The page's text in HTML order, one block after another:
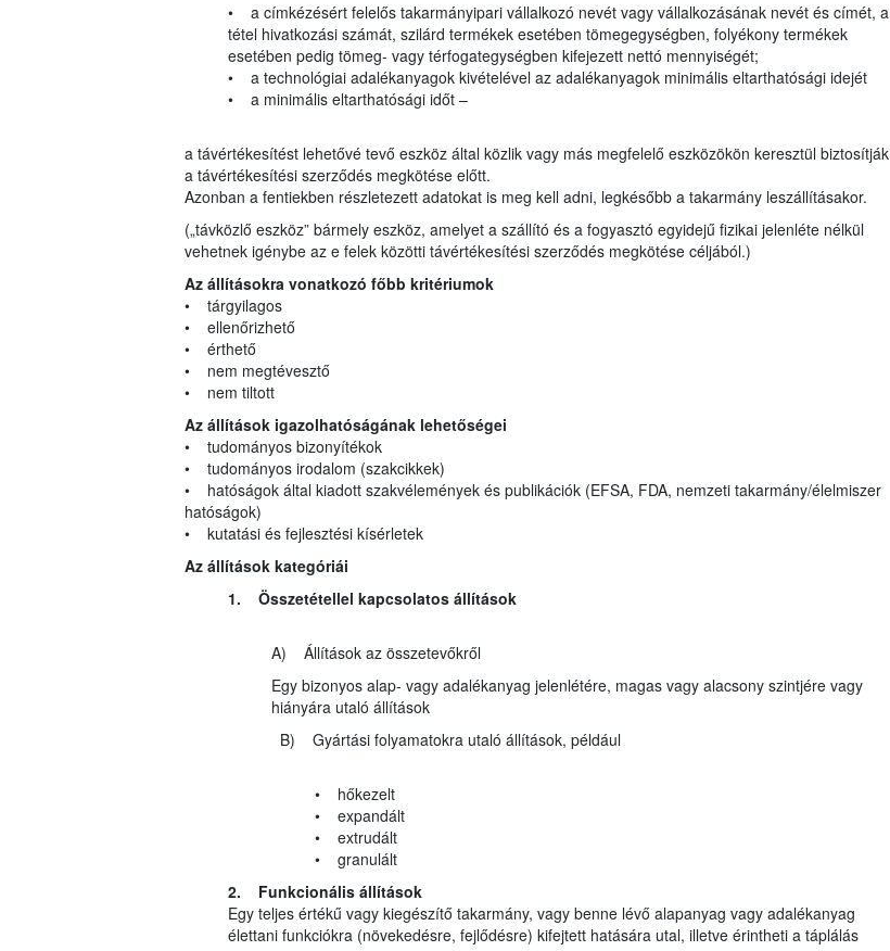
• a címkézésért felelős takarmányipari vállalkozó nevét vagy vállalkozásának nevét és címét, a
tétel hivatkozási számát, szilárd termékek esetében tömegegységben, folyékony termékek
esetében pedig tömeg- vagy térfogategységben kifejezett nettó mennyiségét;
• a technológiai adalékanyagok kivételével az adalékanyagok minimális eltarthatósági idejét
• a minimális eltarthatósági időt –
a távértékesítést lehetővé tevő eszköz által közlik vagy más megfelelő eszközökön keresztül biztosítják
a távértékesítési szerződés megkötése előtt.
Azonban a fentiekben részletezett adatokat is meg kell adni, legkésőbb a takarmány leszállításakor.
(„távközlő eszköz” bármely eszköz, amelyet a szállító és a fogyasztó egyidejű fizikai jelenléte nélkül
vehetnek igénybe az e felek közötti távértékesítési szerződés megkötése céljából.)
Az állításokra vonatkozó főbb kritériumok
• tárgyilagos
• ellenőrizhető
• érthető
• nem megtévesztő
• nem tiltott
Az állítások igazolhatóságának lehetőségei
• tudományos bizonyítékok
• tudományos irodalom (szakcikkek)
• hatóságok által kiadott szakvélemények és publikációk (EFSA, FDA, nemzeti takarmány/élelmiszer
hatóságok)
• kutatási és fejlesztési kísérletek
Az állítások kategóriái
1. Összetétellel kapcsolatos állítások
A) Állítások az összetevőkről
Egy bizonyos alap- vagy adalékanyag jelenlétére, magas vagy alacsony szintjére vagy
hiányára utaló állítások
B) Gyártási folyamatokra utaló állítások, például
• hőkezelt
• expandált
• extrudált
• granulált
2. Funkcionális állítások
Egy teljes értékű vagy kiegészítő takarmány, vagy benne lévő alapanyag vagy adalékanyag
élettani funkciókra (növekedésre, fejlődésre) kifejtett hatására utal, illetve érintheti a táplálás